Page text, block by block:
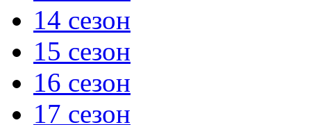
14 сезон
15 сезон
16 сезон
17 сезон